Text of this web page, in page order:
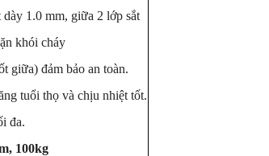
1.0 mm, giữa 2 lớp sắt
khói cháy
giữa) đảm bảo an toàn.
tuổi thọ và chịu nhiệt tốt.
đa.
100kg